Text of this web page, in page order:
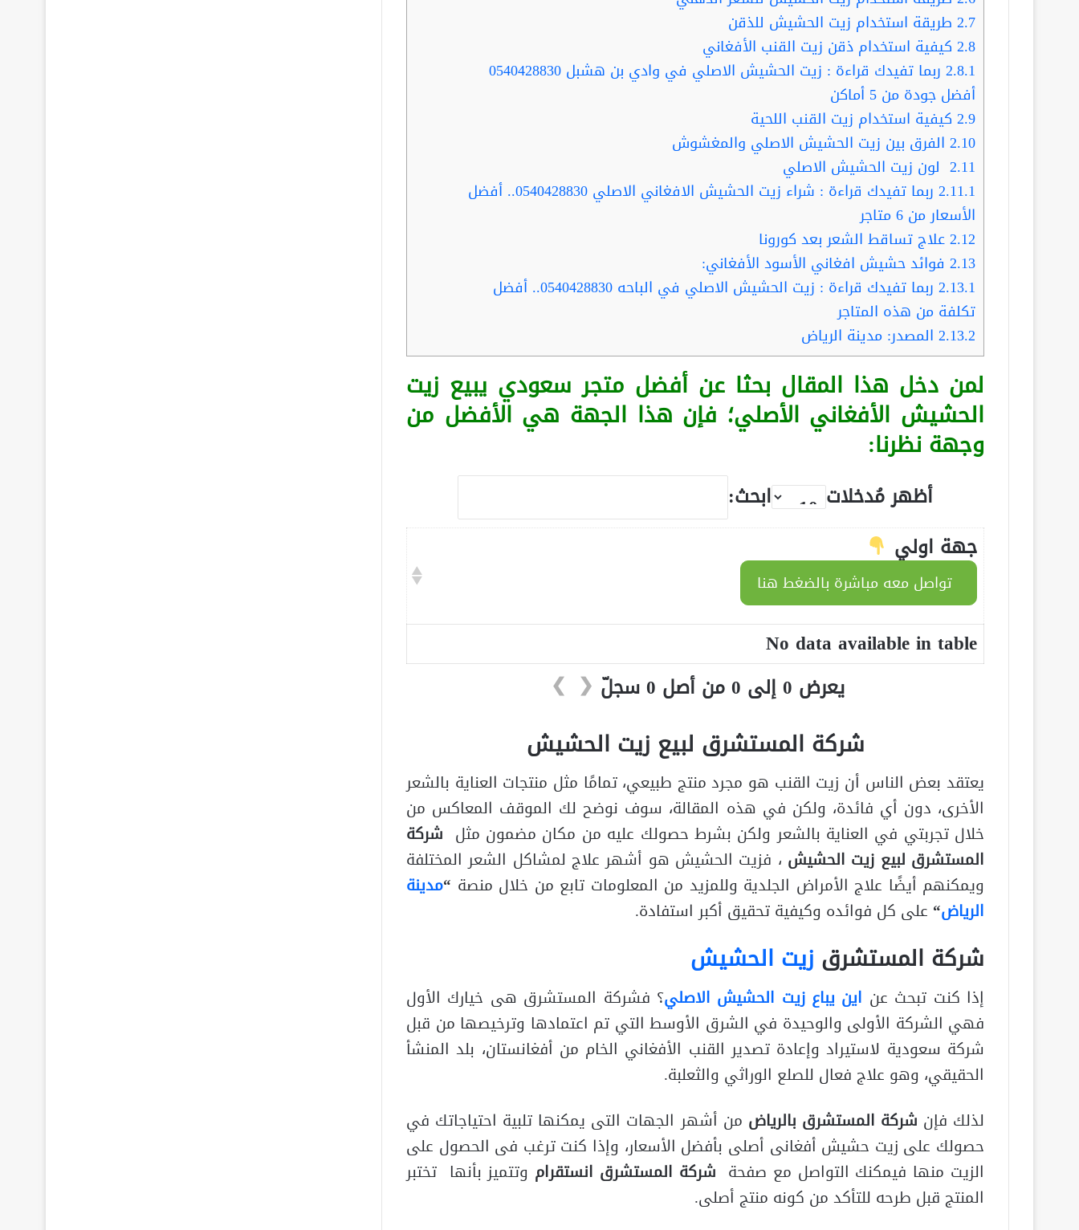
2.7 طريقة استخدام زيت الحشيش للذقن
2.8 كيفية استخدام ذقن زيت القنب الأفغاني
2.8.1
ربما تفيدك قراءة : زيت الحشيش الاصلي في وادي بن هشبل 0540428830
أفضل جودة من 5 أماكن
2.9 كيفية استخدام زيت القنب اللحية
2.10 الفرق بين زيت الحشيش الاصلي والمغشوش
2.11 لون زيت الحشيش الاصلي
2.11.1
ربما تفيدك قراءة : شراء زيت الحشيش الافغاني الاصلي 0540428830.. أفضل
الأسعار من 6 متاجر
2.12علاج تساقط الشعر بعد كورونا
2.13 فوائد حشيش افغاني الأسود الأفغاني:
2.13.1
ربما تفيدك قراءة : زيت الحشيش الاصلي في الباحه 0540428830.. أفضل
تكلفة من هذه المتاجر
2.13.2 المصدر: مدينة الرياض
لمن دخل هذا المقال بحثا عن أفضل متجر سعودي يبيع زيت
الحشيش الأفغاني الأصلي؛ فإن هذا الجهة هي الأفضل من
وجهة نظرنا:
أظهر مُدخلات
ابحث:
جهة اولي
تواصل معه مباشرة بالضغط هنا
No data available in table
يعرض 0 إلى 0 من أصل 0 سجلّ
❮
❯
شركة المستشرق لبيع زيت الحشيش
يعتقد بعض الناس أن زيت القنب هو مجرد منتج طبيعي، تمامًا مثل منتجات العناية بالشعر
الأخرى، دون أي فائدة، ولكن في هذه المقالة، سوف نوضح لك الموقف المعاكس من
خلال تجربتي في العناية بالشعر ولكن بشرط حصولك عليه من مكان مضمون مثل شركة
المستشرق لبيع زيت الحشيش ، فزيت الحشيش هو أشهر علاج لمشاكل الشعر المختلفة
ويمكنهم أيضًا علاج الأمراض الجلدية وللمزيد من المعلومات تابع من خلال منصة “مدينة
الرياض“ على كل فوائده وكيفية تحقيق أكبر استفادة.
شركة المستشرق زيت الحشيش
إذا كنت تبحث عن اين يباع زيت الحشيش الاصلي؟ فشركة المستشرق هى خيارك الأول
فهي الشركة الأولى والوحيدة في الشرق الأوسط التي تم اعتمادها وترخيصها من قبل
شركة سعودية لاستيراد وإعادة تصدير القنب الأفغاني الخام من أفغانستان، بلد المنشأ
الحقيقي، وهو علاج فعال للصلع الوراثي والثعلبة.
لذلك فإن شركة المستشرق بالرياض من أشهر الجهات التى يمكنها تلبية احتياجاتك في
حصولك على زيت حشيش أفغانى أصلى بأفضل الأسعار، وإذا كنت ترغب فى الحصول على
الزيت منها فيمكنك التواصل مع صفحة شركة المستشرق انستقرام وتتميز بأنها تختبر
المنتج قبل طرحه للتأكد من كونه منتج أصلى.